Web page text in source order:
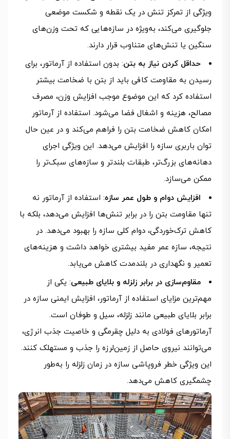
ویژگی از تمرکز تنش در یک نقطه و شکست موضعی
جلوگیری می‌کند، به‌ویژه در سازه‌هایی که تحت وزن‌های
سنگین یا تنش‌های متناوب قرار دارند.
حداقل کردن نیاز به بتن: بدون استفاده از آرماتور، برای
رسیدن به مقاومت کافی باید از بتن با ضخامت بیشتر
استفاده کرد که این موضوع موجب افزایش وزن، مصرف
مصالح، هزینه و اشغال فضا می‌شود. استفاده از آرماتور
امکان کاهش ضخامت بتن را فراهم می‌کند و در عین حال
توان باربری سازه را افزایش می‌دهد. این ویژگی اجرای
دهانه‌های بزرگ‌تر، طبقات بلندتر و سازه‌های سبک‌تر را
ممکن می‌سازد.
افزایش دوام و طول عمر سازه: استفاده از آرماتور نه‌
تنها مقاومت بتن را در برابر تنش‌ها افزایش می‌دهد، بلکه با
کاهش ترک‌خوردگی، دوام کلی سازه را بهبود می‌دهد. در
نتیجه، سازه عمر مفید بیشتری خواهد داشت و هزینه‌های
تعمیر و نگهداری در بلندمدت کاهش می‌یابد.
مقاوم‌سازی در برابر زلزله و بلایای طبیعی: یکی از
مهم‌ترین مزایای استفاده از آرماتور، افزایش ایمنی سازه در
برابر بلایای طبیعی مانند زلزله، سیل و طوفان است.
آرماتورهای فولادی به دلیل چقرمگی و خاصیت جذب انرژی،
می‌توانند نیروی حاصل از زمین‌لرزه را جذب و مستهلک کنند.
این ویژگی خطر فروپاشی سازه در زمان زلزله را به‌طور
چشمگیری کاهش می‌دهد.